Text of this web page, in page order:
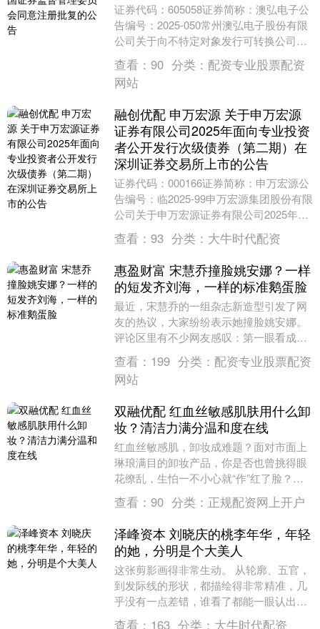
证券代码：605058证券简称：澳弘电子公
告编号：2025-050常州澳弘电子股份有限
公司关于向不特定对象发行可转换公司债
券申请获得中国证券监督管理委员会同意
注....
查看： 90 分类： 配资专业股票配资
网站
融创优配 申万宏源 关于申万宏源
证券有限公司2025年面向专业投资
者公开发行次级债券（第二期）在
深圳证券交易所上市的公告
证券代码：000166证券简称：申万宏源公
告编号：临2025-99申万宏源集团股份有限
公司关于申万宏源证券有限公司2025年面
向专业投资者公开发行次级债券（第二....
查看： 93 分类： 大牛时代配资
惠盈财富 宋慧乔撞脸姚安娜？一样
的短发齐刘海，一样的标准鹅蛋脸
最近，宋慧乔的一组杂志新造型引发了网
友的热议，大家纷纷表示她撞脸姚安娜。
评论区里有不少网友感叹：第一眼看成了
姚安娜，谁能想到宋慧乔会撞脸姚安娜。
从对比照片来看，....
查看： 199 分类： 配资专业股票配资
网站
双融优配 红血丝敏感肌肤用什么卸
妆？清洁力满分温和度在线
红血丝敏感肌，卸妆成难题？面对市面上
琳琅满目的卸妆产品，你是否也曾挑得眼
花缭乱，生怕一不小心就“作”红了脸？每
次卸妆都像在走钢丝，生怕刺激到脆弱的
肌肤，那种痛苦....
查看： 90 分类： 正规配资网上开户
泽峰资本 刘晓庆的桃李年华，年轻
的她，分明是个大美人
这张剪影画得非常生动。 从轮廓、五官，
到发际线的形状，都描绘得非常精准，几
乎没有一点差错，谁看了都能一眼认出。
刘晓庆的侧脸最具辨识度。 她的额头有些
查看： 163 分类： 大牛时代配资